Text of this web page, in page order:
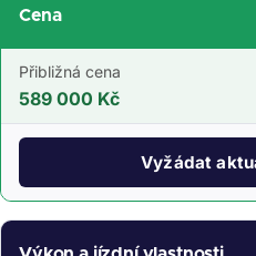
Cena
Přibližná cena
589 000 Kč
Vyžádat